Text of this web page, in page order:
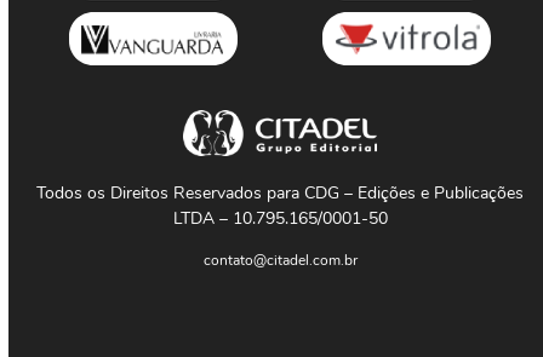
Todos os Direitos Reservados para CDG – Edições e Publicações
LTDA – 10.795.165/0001-50
contato@citadel.com.br